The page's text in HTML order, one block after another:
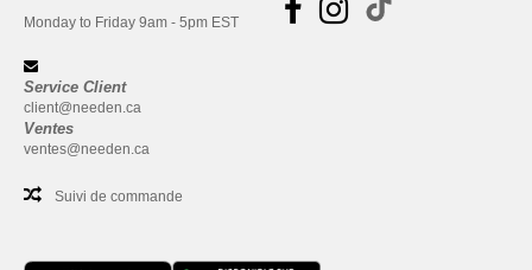
Monday to Friday 9am - 5pm EST
Service Client
client@needen.ca
Ventes
ventes@needen.ca
Suivi de commande